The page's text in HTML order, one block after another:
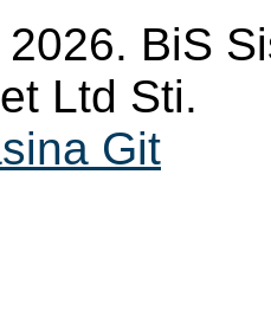
BiS
Ltd Sti.
Git